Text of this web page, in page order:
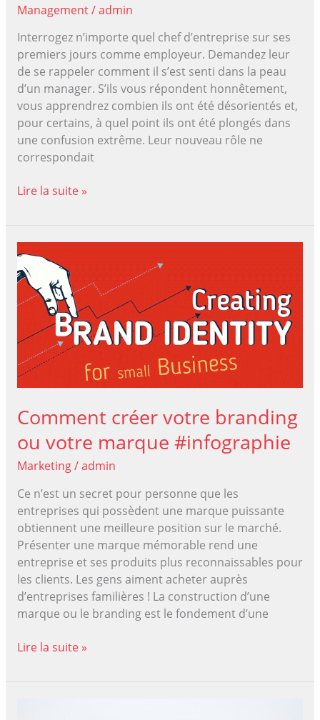
Management/admin
Interrogez n’importe quel chef d’entreprise sur ses
premiers jours comme employeur. Demandez leur
de se rappeler comment il s’est senti dans la peau
d’un manager. S’ils vous répondent honnêtement,
vous apprendrez combien ils ont été désorientés et,
pour certains, à quel point ils ont été plongés dans
une confusion extrême. Leur nouveau rôle ne
correspondait
Gestion
:
Six
mythes
qui
vous
compliquent
la
vie
Lire la suite »
Comment créer votre branding
ou votre marque #infographie
Marketing/admin
Ce n’est un secret pour personne que les
entreprises qui possèdent une marque puissante
obtiennent une meilleure position sur le marché.
Présenter une marque mémorable rend une
entreprise et ses produits plus reconnaissables pour
les clients. Les gens aiment acheter auprès
d’entreprises familières ! La construction d’une
marque ou le branding est le fondement d’une
Comment
Lire la suite »